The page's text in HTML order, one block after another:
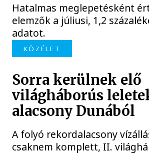
Hatalmas meglepetésként
elemzők a júliusi, 1,2
adatot.
KÖZÉLET
Sorra kerülnek elő
világháborús
alacsony Dunából
A folyó rekordalacsony
csaknem komplett, II.